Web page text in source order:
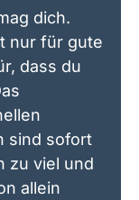
dich.
nur für gute
dass du
sind sofort
zu viel und
allein